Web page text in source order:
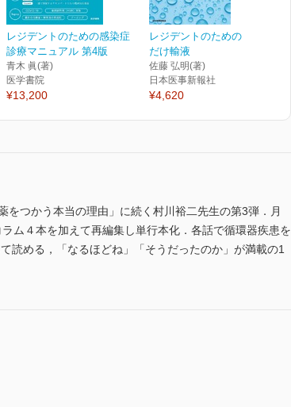
レジデントのための感染症
診療マニュアル 第4版
青木 眞(著)
医学書院
¥13,200
レジデントのための これ
だけ輸液
佐藤 弘明(著)
日本医事新報社
¥4,620
つかう本当の理由」に続く村川裕二先生の第3弾．月
ム４本を加えて再編集し単行本化．各話で循環器疾患を
読める，「なるほどね」「そうだったのか」が満載の1